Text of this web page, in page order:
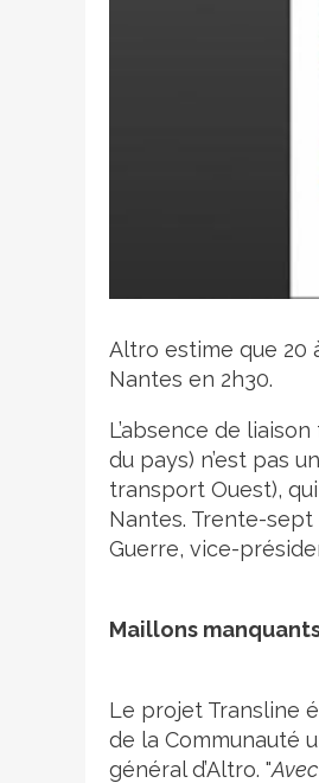
Crédit photo
Altro estime que 20
Nantes en 2h30.
L’absence de
du pays) n’est pas
transport Ouest),
Nantes. Trente-
Guerre, vice-
Maillons
Le projet Transline
de la Communauté
général d’Altro. "